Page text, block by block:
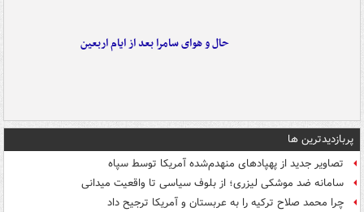
حال و هوای سامرا بعد از ایام اربعین
پربازدیدترین ها
تصاویر جدید از پهپادهای منهدم‌شده آمریکا توسط سپاه
سامانه ضد موشکی لیزری؛ از بلوف سیاسی تا واقعیت میدانی
چرا محمد صلاح ترکیه را به عربستان و آمریکا ترجیح داد